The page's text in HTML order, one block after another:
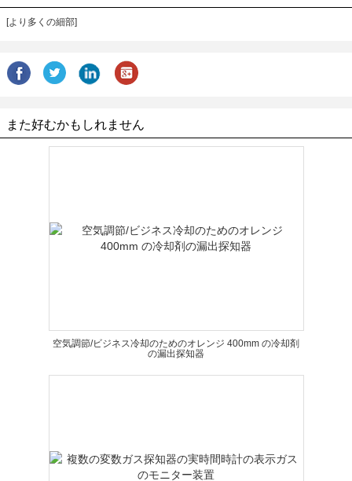
[より多くの細部]
また好むかもしれません
空気調節/ビジネス冷却のためのオレンジ 400mm の冷却剤
の漏出探知器